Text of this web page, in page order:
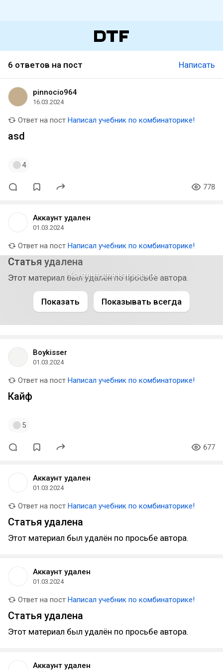
6 ответов на пост Написать
pinnocio964
16.03.2024
Ответ на пост Написал учебник по комбинаторике!
asd
4
778
Аккаунт удален
01.03.2024
Ответ на пост Написал учебник по комбинаторике!
Статья удалена
Этот материал был удалён по просьбе автора.
Контент для взрослых
Показать Показывать всегда
Boykissеr
01.03.2024
Ответ на пост Написал учебник по комбинаторике!
Кайф
5
677
Аккаунт удален
01.03.2024
Ответ на пост Написал учебник по комбинаторике!
Статья удалена
Этот материал был удалён по просьбе автора.
Аккаунт удален
01.03.2024
Ответ на пост Написал учебник по комбинаторике!
Статья удалена
Этот материал был удалён по просьбе автора.
Аккаунт удален